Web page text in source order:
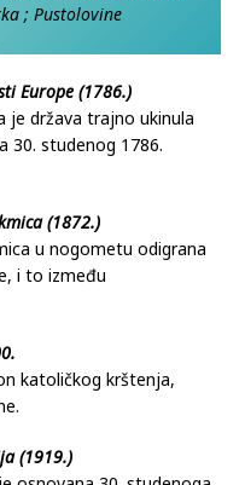
; Pustolovine
Europe (1786.)
je država trajno ukinula
30. studenog 1786.
(1872.)
u nogometu odigrana
i to između
katoličkog krštenja,
(1919.)